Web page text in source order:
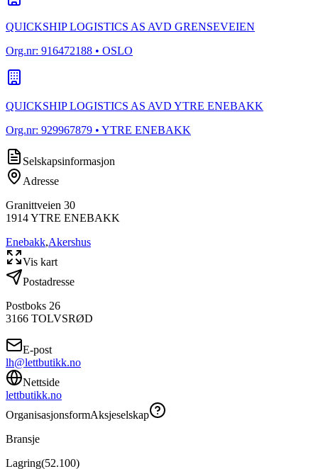
QUICKSHIP LOGISTICS AS AVD GRENSEVEIEN
Org.nr: 916472188 • OSLO
QUICKSHIP LOGISTICS AS AVD YTRE ENEBAKK
Org.nr: 929967879 • YTRE ENEBAKK
Selskapsinformasjon
Adresse
Granittveien 30
1914YTRE ENEBAKK
Enebakk,Akershus
Vis kart
Postadresse
Postboks 26
3166 TOLVSRØD
E-post
lh@lettbutikk.no
Nettside
lettbutikk.no
OrganisasjonsformAksjeselskap
Bransje
Lagring(52.100)